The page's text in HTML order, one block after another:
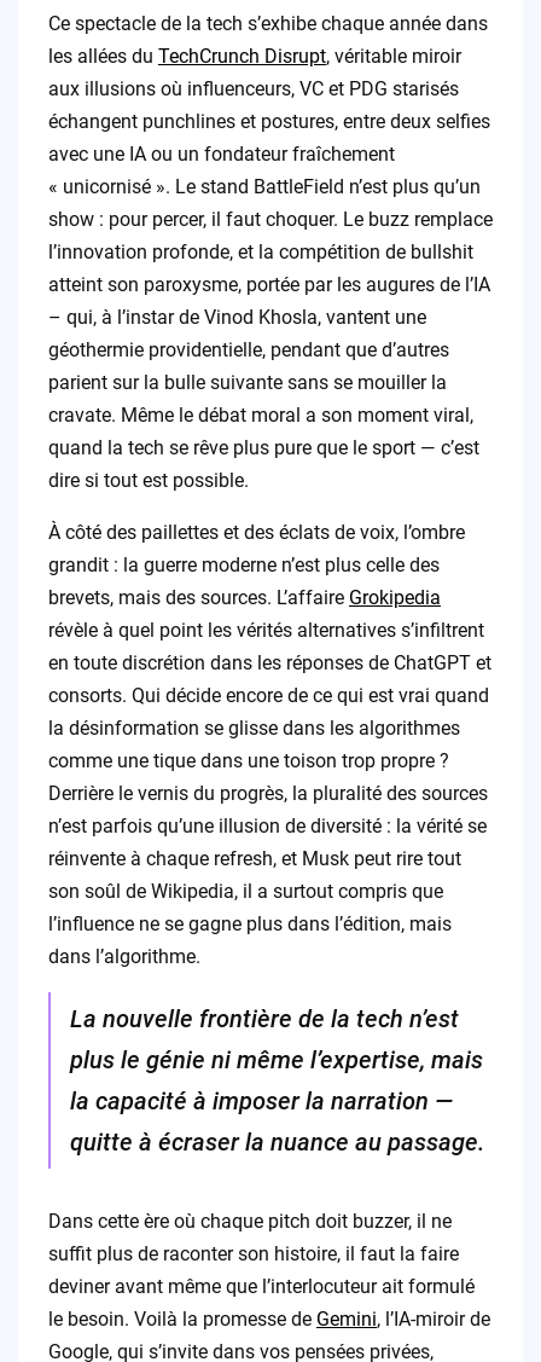
Ce spectacle de la tech s’exhibe chaque année dans
les allées du TechCrunch Disrupt, véritable miroir
aux illusions où influenceurs, VC et PDG starisés
échangent punchlines et postures, entre deux selfies
avec une IA ou un fondateur fraîchement
« unicornisé ». Le stand BattleField n’est plus qu’un
show : pour percer, il faut choquer. Le buzz remplace
l’innovation profonde, et la compétition de bullshit
atteint son paroxysme, portée par les augures de l’IA
– qui, à l’instar de Vinod Khosla, vantent une
géothermie providentielle, pendant que d’autres
parient sur la bulle suivante sans se mouiller la
cravate. Même le débat moral a son moment viral,
quand la tech se rêve plus pure que le sport — c’est
dire si tout est possible.
À côté des paillettes et des éclats de voix, l’ombre
grandit : la guerre moderne n’est plus celle des
brevets, mais des sources. L’affaire Grokipedia
révèle à quel point les vérités alternatives s’infiltrent
en toute discrétion dans les réponses de ChatGPT et
consorts. Qui décide encore de ce qui est vrai quand
la désinformation se glisse dans les algorithmes
comme une tique dans une toison trop propre ?
Derrière le vernis du progrès, la pluralité des sources
n’est parfois qu’une illusion de diversité : la vérité se
réinvente à chaque refresh, et Musk peut rire tout
son soûl de Wikipedia, il a surtout compris que
l’influence ne se gagne plus dans l’édition, mais
dans l’algorithme.
La nouvelle frontière de la tech n’est
plus le génie ni même l’expertise, mais
la capacité à imposer la narration —
quitte à écraser la nuance au passage.
Dans cette ère où chaque pitch doit buzzer, il ne
suffit plus de raconter son histoire, il faut la faire
deviner avant même que l’interlocuteur ait formulé
le besoin. Voilà la promesse de Gemini, l’IA-miroir de
Google, qui s’invite dans vos pensées privées,